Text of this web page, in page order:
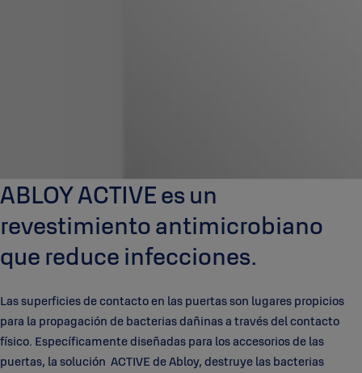
ABLOY ACTIVE es un
revestimiento antimicrobiano
que reduce infecciones.
Las superficies de contacto en las puertas son lugares propicios
para la propagación de bacterias dañinas a través del contacto
físico. Específicamente diseñadas para los accesorios de las
puertas, la solución ACTIVE de Abloy, destruye las bacterias